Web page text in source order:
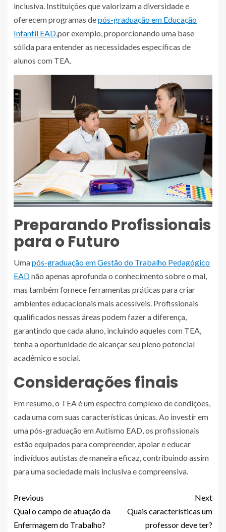
inclusiva. Instituições que valorizam a diversidade e
oferecem programas depós-graduação em Educação
Infantil EAD,por exemplo, proporcionando uma base
sólida para entender as necessidades específicas de
alunos com TEA.
Preparando Profissionais
para o Futuro
Umapós-graduação em Gestão do Trabalho Pedagógico
EADnão apenas aprofunda o conhecimento sobre o mal,
mas também fornece ferramentas práticas para criar
ambientes educacionais mais acessíveis. Profissionais
qualificados nessas áreas podem fazer a diferença,
garantindo que cada aluno, incluindo aqueles com TEA,
tenha a oportunidade de alcançar seu pleno potencial
acadêmico e social.
Considerações finais
Em resumo, o TEA é um espectro complexo de condições,
cada uma com suas características únicas. Ao investir em
uma pós-graduação em Autismo EAD, os profissionais
estão equipados para compreender, apoiar e educar
indivíduos autistas de maneira eficaz, contribuindo assim
para uma sociedade mais inclusiva e compreensiva.
Previous
Qual o campo de atuação da
Enfermagem do Trabalho?
Next
Quais características um
professor deve ter?